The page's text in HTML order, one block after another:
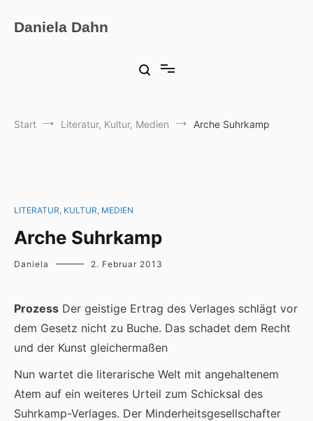
Inhalt
springen
Daniela Dahn
Start Literatur, Kultur, Medien Arche Suhrkamp
LITERATUR, KULTUR, MEDIEN
Arche Suhrkamp
Daniela 2. Februar 2013
Prozess Der geistige Ertrag des Verlages schlägt vor
dem Gesetz nicht zu Buche. Das schadet dem Recht
und der Kunst gleichermaßen
Nun wartet die literarische Welt mit angehaltenem
Atem auf ein weiteres Urteil zum Schicksal des
Suhrkamp-Verlages. Der Minderheitsgesellschafter